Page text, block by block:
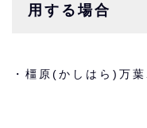
用する場合
・橿原(かしはら)万